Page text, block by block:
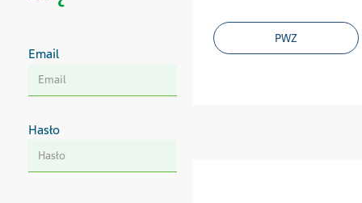
PWZ